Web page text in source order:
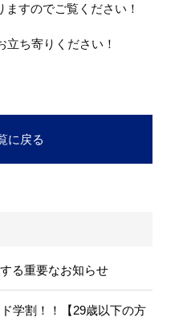
すのでご覧ください！
ち寄りください！
に戻る
る重要なお知らせ
学割！！【29歳以下の方